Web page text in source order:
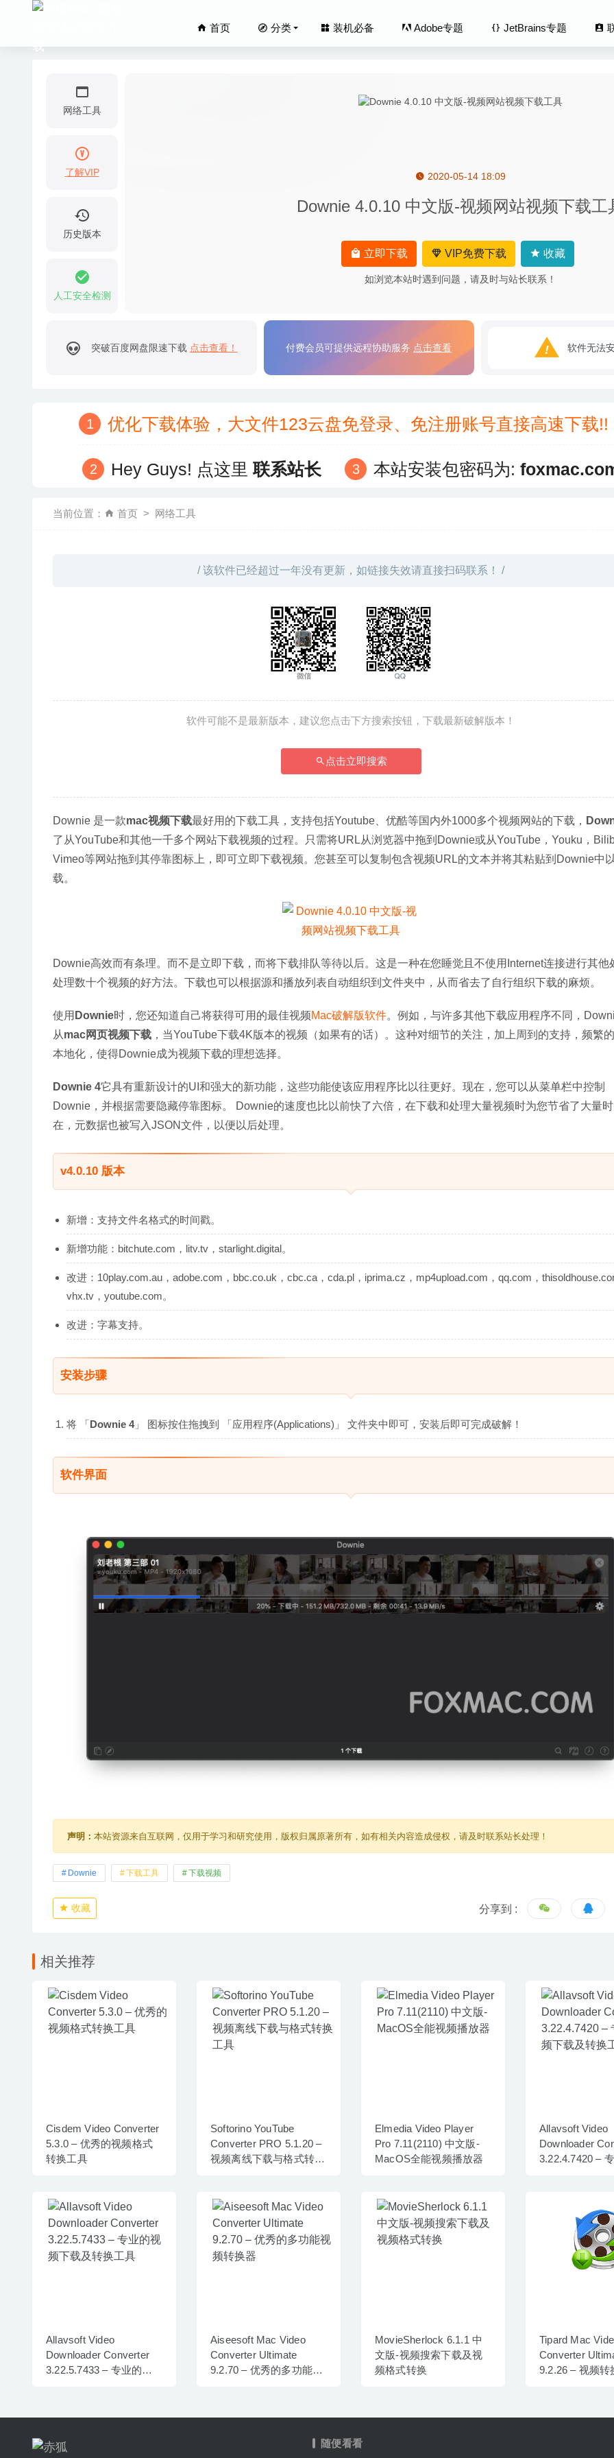
首页 分类 装机必备 Adobe专题 JetBrains专题
网络工具
了解VIP
历史版本
人工安全检测
2020-05-14 18:09
Downie 4.0.10 中文版-视频网站视频下载工
立即下载 VIP免费下载 收藏
如浏览本站时遇到问题，请及时与站长联系！
突破百度网盘限速下载 点击查看！ 付费会员可提供远程协助服务 点击查看 软件无法
优化下载体验，大文件123云盘免登录、免注册账号直接高速下
Hey Guys! 点这里联系站长 本站安装包密码为:
当前位置： 首页 网络工具
/ 该软件已经超过一年没有更新，如链接失效请直接扫码联系！ /
软件可能不是最新版本，建议您点击下方搜索按钮，下载最新破解版本！
点击立即搜索
Downie 是一款mac视频下载最好用的下载工具，支持包括Youtube、优酷等国内外1000多个视频网站的下载，
了从YouTube和其他一千多个网站下载视频的过程。只需将URL从浏览器中拖到Downie或从YouTube，Youku，
Vimeo等网站拖到其停靠图标上，即可立即下载视频。您甚至可以复制包含视频URL的文本并将其粘贴到Downie中
载。
Downie高效而有条理。而不是立即下载，而将下载排队等待以后。这是一种在您睡觉且不使用Internet连接进行其他
处理数十个视频的好方法。下载也可以根据源和播放列表自动组织到文件夹中，从而省去了自行组织下载的麻烦。
使用 Downie时，您还知道自己将获得可用的最佳视频Mac破解版软件。例如，与许多其他下载应用程序不同，
从mac网页视频下载 ，当YouTube下载4K版本的视频（如果有的话）。这种对细节的关注，加上周到的支持，频繁
本地化，使得Downie成为视频下载的理想选择。
Downie 4它具有重新设计的UI和强大的新功能，这些功能使该应用程序比以往更好。现在，您可以从菜单栏中控制
Downie，并根据需要隐藏停靠图标。 Downie的速度也比以前快了六倍，在下载和处理大量视频时为您节省了大量
在，元数据也被写入JSON文件，以便以后处理。
v4.0.10 版本
新增：支持文件名格式的时间戳。
新增功能：bitchute.com，litv.tv，starlight.digital。
改进：10play.com.au，adobe.com，bbc.co.uk，cbc.ca，cda.pl，iprima.cz，mp4upload.com，qq.com，
vhx.tv，youtube.com。
改进：字幕支持。
安装步骤
将 「Downie 4」 图标按住拖拽到 「应用程序(Applications)」 文件夹中即可，安装后即可完成破解！
软件界面
声明： 本站资源来自互联网，仅用于学习和研究使用，版权归属原著所有，如有相关内容造成侵权，请及时联系站长处理！
Downie 下载工具 下载视频
收藏 分享到 :
相关推荐
Cisdem Video Converter
5.3.0 – 优秀的视频格式
转换工具
Softorino YouTube
Converter PRO 5.1.20 –
视频离线下载与格式转换
Elmedia Video Player
Pro 7.11(2110) 中文版-
MacOS全能视频播放器
Allavsoft Video
Downloader
3.22.4.7420 –
Allavsoft Video
Downloader Converter
3.22.5.7433 – 专业的视
Aiseesoft Mac Video
Converter Ultimate
9.2.70 – 优秀的多功能视
MovieSherlock 6.1.1 中
文版-视频搜索下载及视
频格式转换
Tipard Mac
Converter
9.2.26 – 视频转
随便看看
Mediahuman Youtube Downloader 3.9.9.40 – 非常方便的Youtube视频下
PhotosBlender 2.0.2 – 无缝拼接图片合成软件 2024-07-09